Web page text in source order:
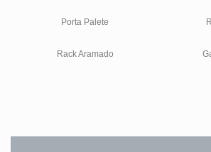
Porta Palete
Rack Aramado